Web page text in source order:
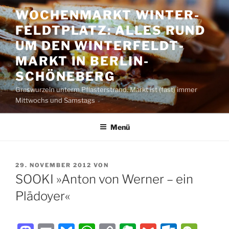
Zum
Inhalt
springen
WOCHENMARKT WINTER­
FELDT­PLATZ: ALLES RUND
UM DEN WINTER­FELDT­
MARKT IN BERLIN-
SCHÖNEBERG
Graswurzeln unterm Pflasterstrand. Markt ist (fast) immer
Mittwochs und Samstags
Menü
VERÖFFENTLICHT
AM
29. NOVEMBER 2012 VON
SOOKI »Anton von Werner – ein
Plädoyer«